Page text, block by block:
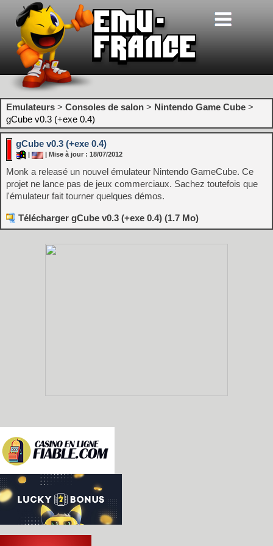
Emulateurs > Consoles de salon > Nintendo Game Cube >
gCube v0.3 (+exe 0.4)
gCube v0.3 (+exe 0.4)
| Mise à jour : 18/07/2012
Monk a releasé un nouvel émulateur Nintendo GameCube. Ce
projet ne lance pas de jeux commerciaux. Sachez toutefois que
l'émulateur fait tourner quelques démos.
Télécharger gCube v0.3 (+exe 0.4) (1.7 Mo)